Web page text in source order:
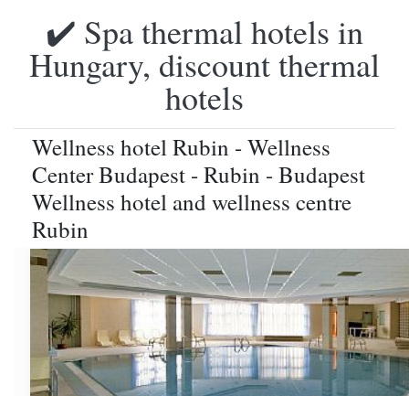
✔️ Spa thermal hotels in
Hungary, discount thermal
hotels
Wellness hotel Rubin - Wellness
Center Budapest - Rubin - Budapest
Wellness hotel and wellness centre
Rubin